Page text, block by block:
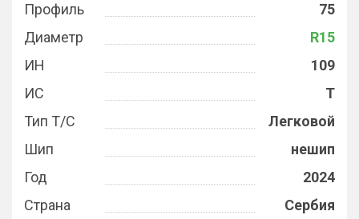
Профиль
75
Диаметр
R15
ИН
109
ИС
T
Тип Т/С
Легковой
Шип
нешип
Год
2024
Страна
Сербия